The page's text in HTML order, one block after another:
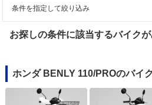
条件を指定して絞り込み
お探しの条件に該当するバイク
ホンダ BENLY 110/PROのバイ